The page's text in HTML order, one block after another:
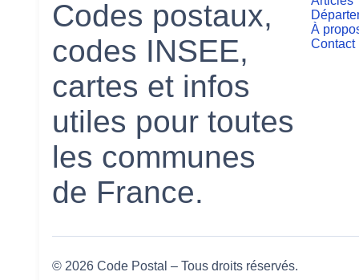
Codes postaux,
codes INSEE,
cartes et infos
utiles pour toutes
les communes
de France.
À
Contact
© 2026 Code Postal – Tous droits réservés.